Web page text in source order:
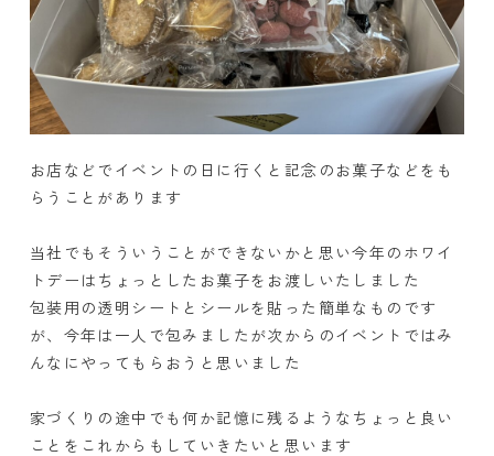
お店などでイベントの日に行くと記念のお菓子などをも
らうことがあります
当社でもそういうことができないかと思い今年のホワイ
トデーはちょっとしたお菓子をお渡しいたしました
包装用の透明シートとシールを貼った簡単なものです
が、今年は一人で包みましたが次からのイベントではみ
んなにやってもらおうと思いました
家づくりの途中でも何か記憶に残るようなちょっと良い
ことをこれからもしていきたいと思います